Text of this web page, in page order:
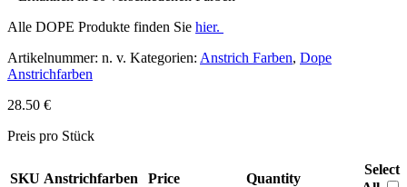
Alle DOPE Produkte finden Sie hier.
Artikelnummer: n. v. Kategorien: Anstrich Farben, Dope
Anstrichfarben
28.50 €
Preis pro Stück
SKU Anstrichfarben Price Quantity
Select